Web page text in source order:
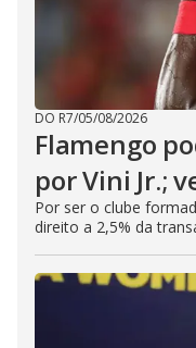
DO R7/05/08/2026
Flamengo
por Vini Jr.;
Por ser o clube
direito a 2,5% da